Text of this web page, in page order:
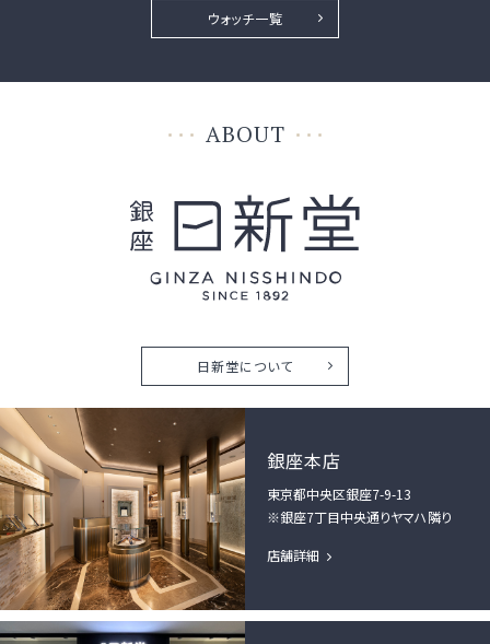
ウォッチ一覧
ABOUT
日新堂について
銀座本店
東京都中央区銀座7-9-13
※銀座7丁目中央通りヤマハ隣り
店舗詳細